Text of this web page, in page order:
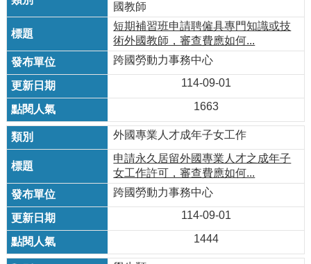
國教師
短期補習班申請聘僱具專門知識或技
術外國教師，審查費應如何...
跨國勞動力事務中心
114-09-01
1663
外國專業人才成年子女工作
申請永久居留外國專業人才之成年子
女工作許可，審查費應如何...
跨國勞動力事務中心
114-09-01
1444